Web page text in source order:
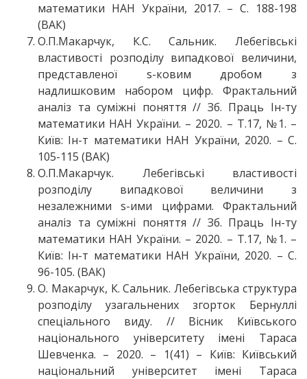
математики НАН України, 2017. – С. 188-198
(ВАК)
О.П.Макарчук, К.С. Сальник. Лебегівські
властивості розподілу випадкової величини,
представленої s-ковим дробом з
надлишковим набором цифр. Фрактальний
аналіз та суміжні поняття // Зб. Праць Ін-ту
математики НАН України. – 2020. – Т.17, №1. –
Київ: Ін-т математики НАН України, 2020. – С.
105-115 (ВАК)
О.П.Макарчук. Лебегівські властивості
розподілу випадкової величини з
незалежними s-ими цифрами. Фрактальний
аналіз та суміжні поняття // Зб. Праць Ін-ту
математики НАН України. – 2020. – Т.17, №1. –
Київ: Ін-т математики НАН України, 2020. – С.
96-105. (ВАК)
О. Макарчук, К. Сальник. Лебегівська структура
розподілу узагальнених згорток Бернуллі
спеціального виду. // Вісник Київського
національного університету імені Тараса
Шевченка. – 2020. – 1(41) – Київ: Київський
національний університет імені Тараса